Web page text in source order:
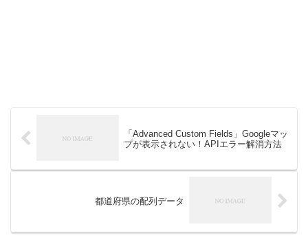
「Advanced Custom Fields」Googleマッ
プが表示されない！APIエラー解消方法
都道府県の配列データ